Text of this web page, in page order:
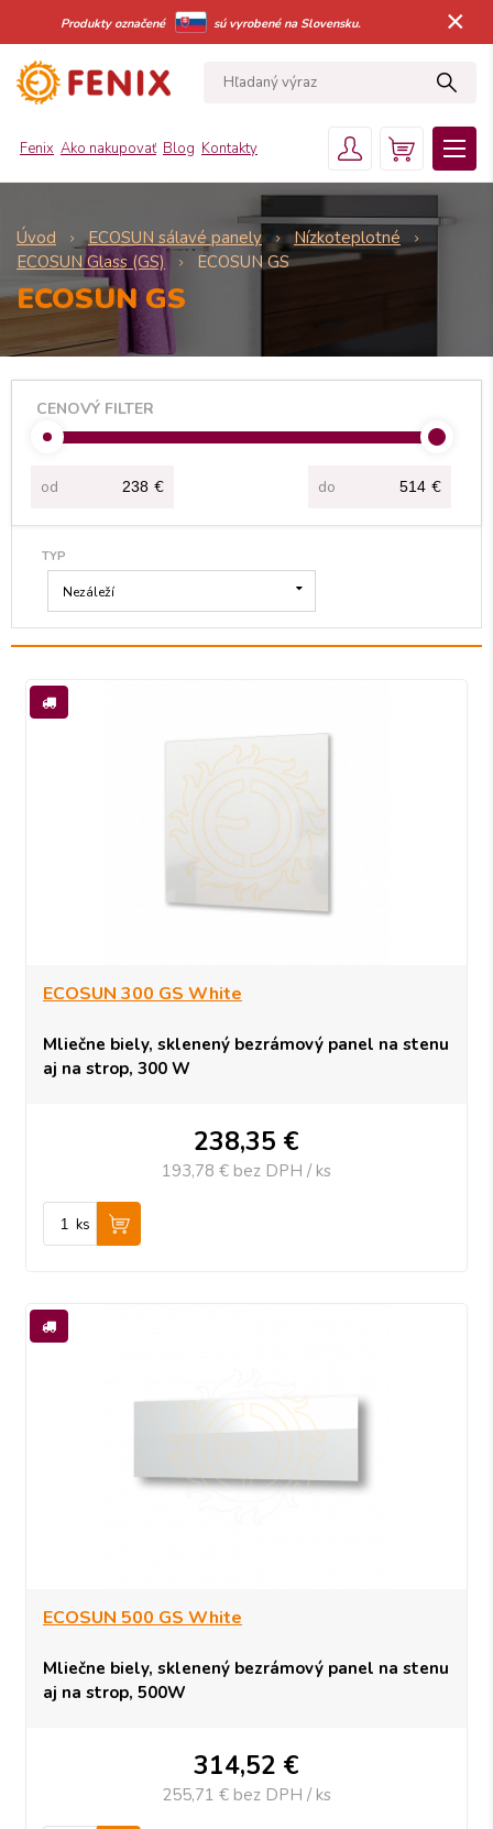
Produkty označené sú vyrobené na Slovensku. ×
Fenix Ako nakupovať Blog Kontakty
Úvod ECOSUN sálavé panely
Nízkoteplotné
ECOSUN Glass (GS)
ECOSUN GS
ECOSUN GS
CENOVÝ FILTER
od € do €
TYP
Nezáleží
ECOSUN 300 GS White
Mliečne biely, sklenený bezrámový panel na stenu
aj na strop, 300 W
238,35 €
193,78 € bez DPH / ks
ks
ECOSUN 500 GS White
Mliečne biely, sklenený bezrámový panel na stenu
aj na strop, 500W
314,52 €
255,71 € bez DPH / ks